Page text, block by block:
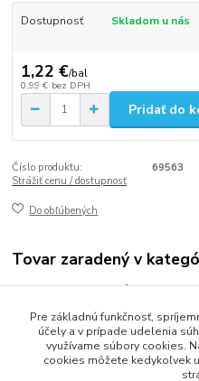
Dostupnosť Skladom u nás
1,22 €/bal
0,99 € bez DPH
Pridať do
Číslo produktu:
69563
Strážiť cenu / dostupnosť
Do obľúbených
Tovar zaradený v
Vrecia odpadové
Vrecia 50-70L
Pre základnú funkčnosť,
účely a v prípade udelenia
využívame súbory cookies.
cookies môžete kedykoľvek